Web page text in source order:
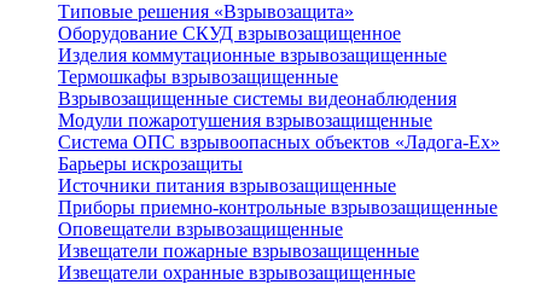
Типовые решения «Взрывозащита»
Оборудование СКУД взрывозащищенное
Изделия коммутационные взрывозащищенные
Термошкафы взрывозащищенные
Взрывозащищенные системы видеонаблюдения
Модули пожаротушения взрывозащищенные
Система ОПС взрывоопасных объектов «Ладога-Ex»
Барьеры искрозащиты
Источники питания взрывозащищенные
Приборы приемно-контрольные взрывозащищенные
Оповещатели взрывозащищенные
Извещатели пожарные взрывозащищенные
Извещатели охранные взрывозащищенные